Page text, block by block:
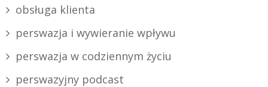
obsługa klienta
perswazja i wywieranie wpływu
perswazja w codziennym życiu
perswazyjny podcast